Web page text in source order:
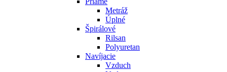
Metráž
Úplné
Špirálové
Rilsan
Polyuretan
Navíjacie
Vzduch